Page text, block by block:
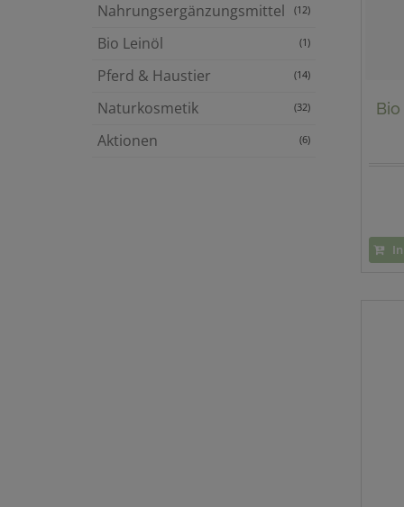
(12)
Nahrungsergänzungsmittel
(1)
Bio Leinöl
(14)
Pferd & Haustier
(32)
Naturkosmetik
(6)
Aktionen